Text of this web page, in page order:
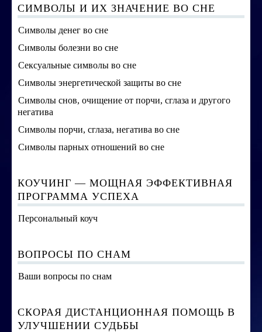
СИМВОЛЫ И ИХ ЗНАЧЕНИЕ ВО СНЕ
Символы денег во сне
Символы болезни во сне
Сексуальные символы во сне
Символы энергетической защиты во сне
Символы снов, очищение от порчи, сглаза и другого
негатива
Символы порчи, сглаза, негатива во сне
Символы парных отношений во сне
КОУЧИНГ — МОЩНАЯ ЭФФЕКТИВНАЯ
ПРОГРАММА УСПЕХА
Персональный коуч
ВОПРОСЫ ПО СНАМ
Ваши вопросы по снам
СКОРАЯ ДИСТАНЦИОННАЯ ПОМОЩЬ В
УЛУЧШЕНИИ СУДЬБЫ